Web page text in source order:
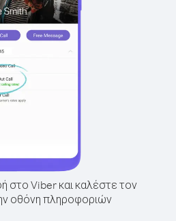
στο Viber και καλέστε τον
οθόνη πληροφοριών